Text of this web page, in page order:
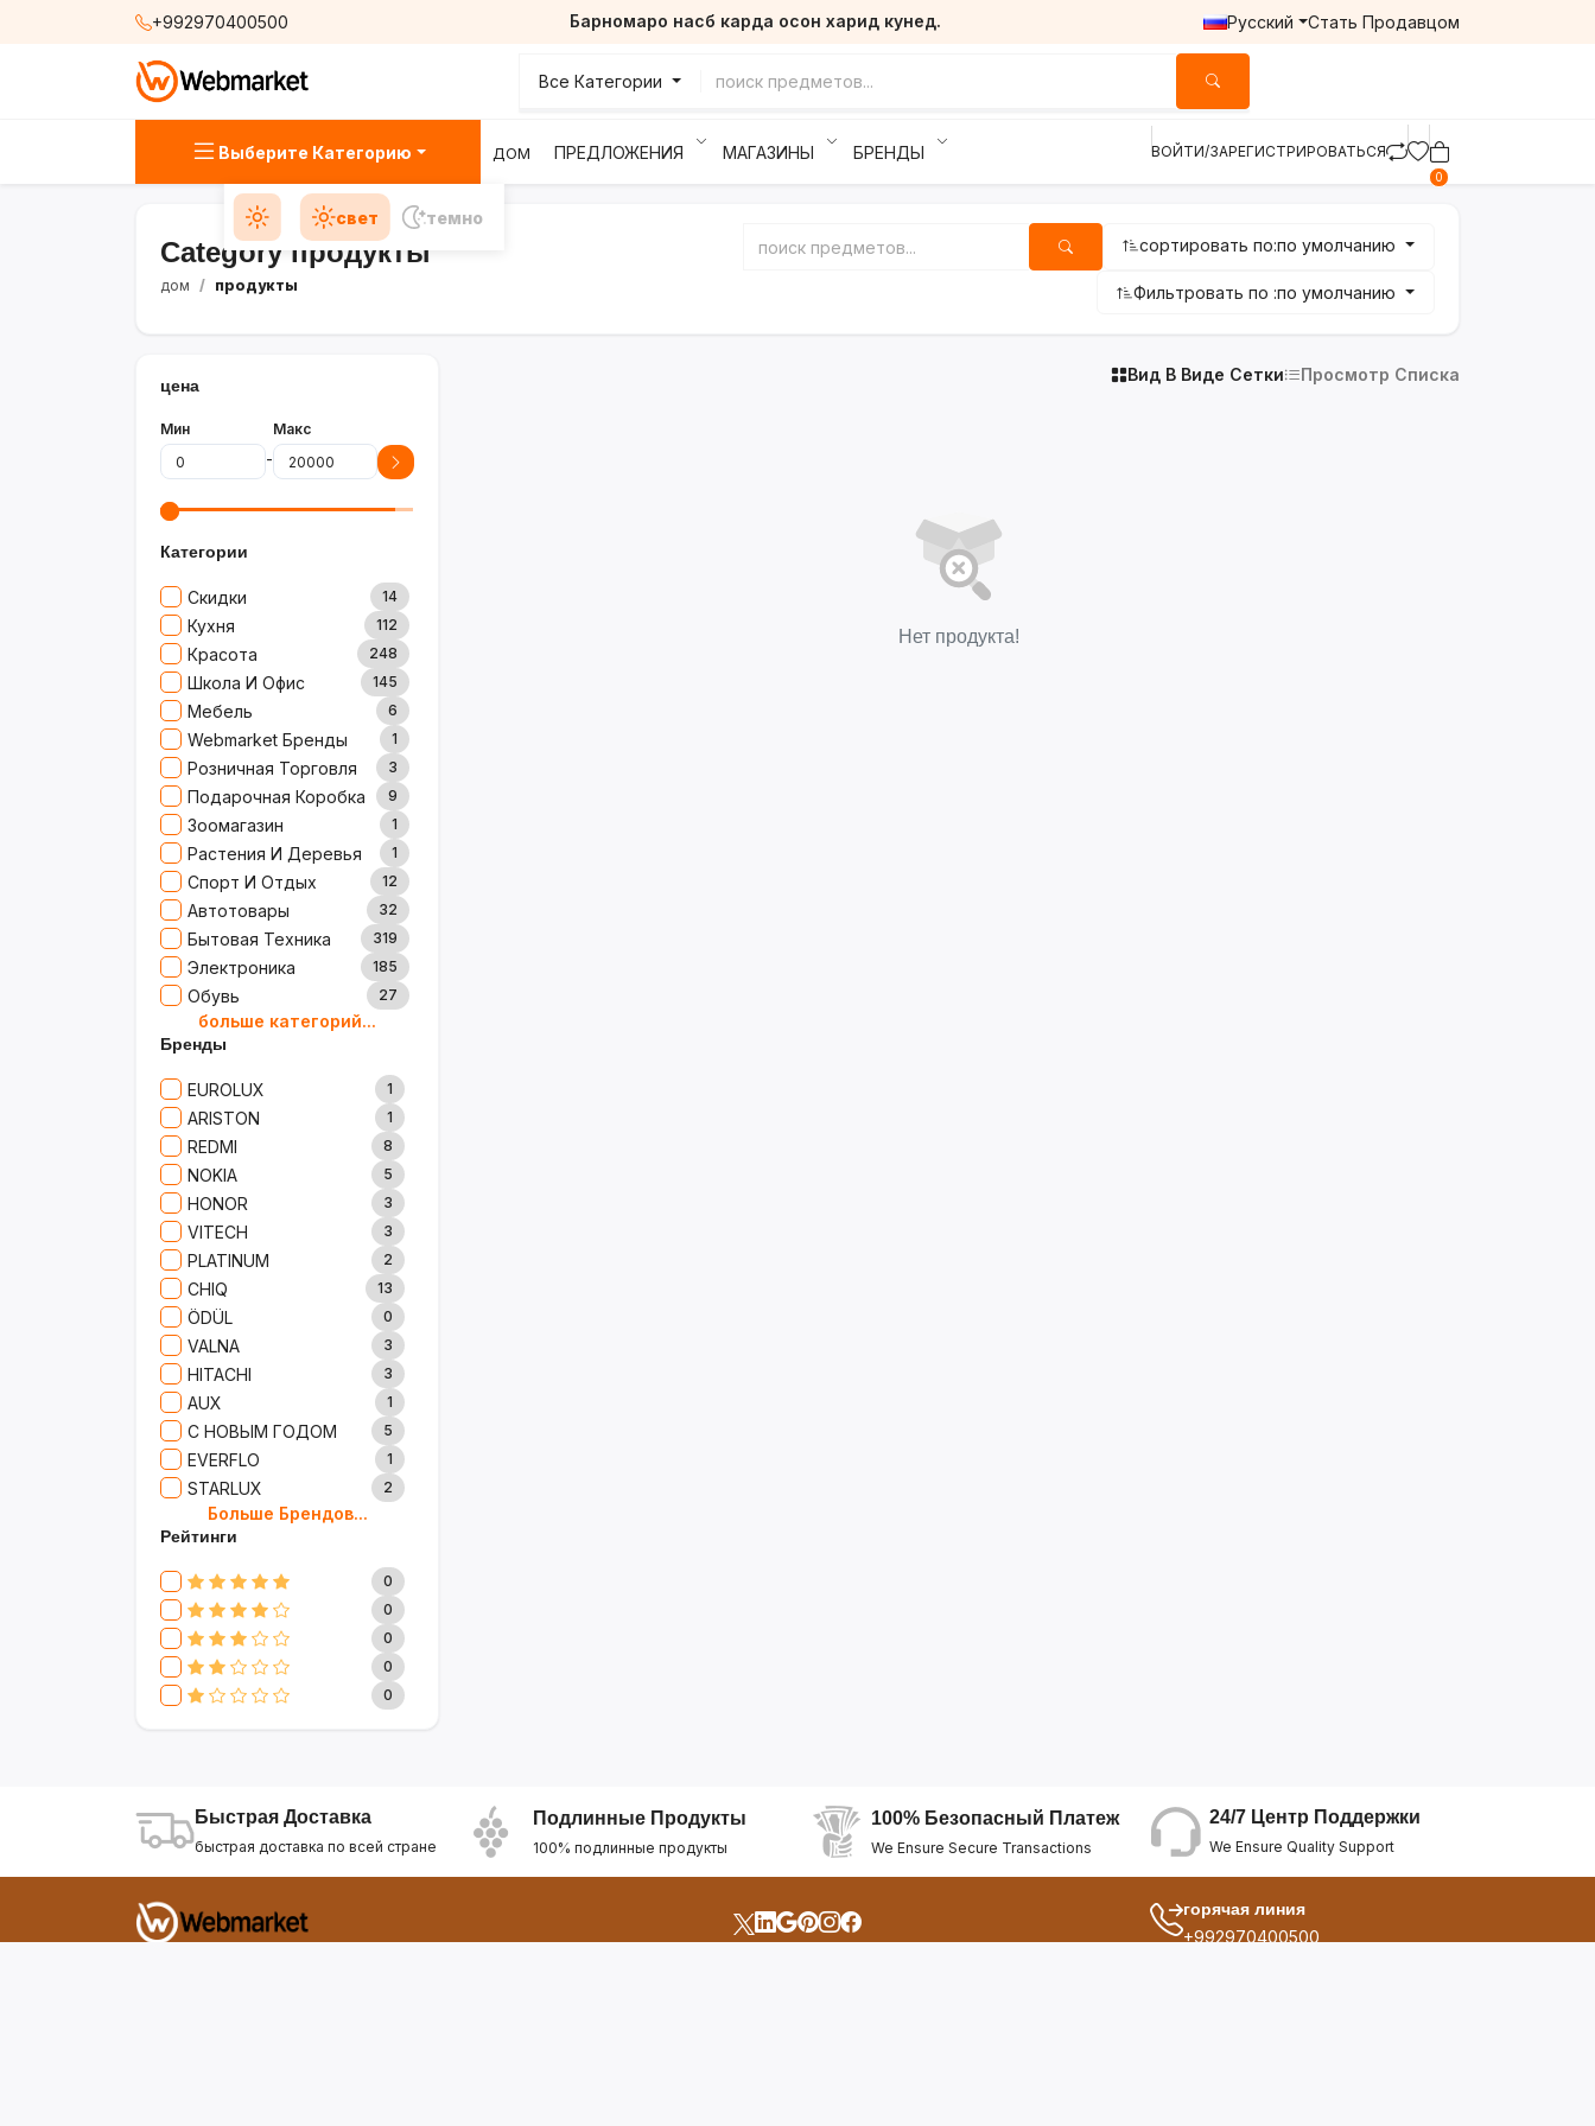
+992970400500 Барномаро насб карда осон харид кунед. Русский Стать Продавцом
Все Категории
Выберите Категорию ДОМ ПРЕДЛОЖЕНИЯ МАГАЗИНЫ БРЕНДЫ ВОЙТИ/ЗАРЕГИСТРИРОВАТЬСЯ
0
свет темно
Category продукты
дом продукты
сортировать по:по умолчанию
Фильтровать по :по умолчанию
цена
Мин
-
Макс
Категории
Скидки 14
Кухня 112
Красота 248
Школа И Офис 145
Мебель 6
Webmarket Бренды 1
Розничная Торговля 3
Подарочная Коробка 9
Зоомагазин 1
Растения И Деревья 1
Спорт И Отдых 12
Автотовары 32
Бытовая Техника 319
Электроника 185
Обувь 27
Товары Для Дома
Ювелирные Изделия
Сад И Дача 52
Аксессуары 61
Игрушки 15
Одежда 5
Сумки И Рюкзаки 27
Ремонт 13
Продукты 35
Детские Товары 72
Бытовая Химия 91
Хобби 40
больше категорий...
Бренды
EUROLUX 1
ARISTON 1
REDMI 8
NOKIA 5
HONOR 3
VITECH 3
PLATINUM 2
CHIQ 13
ÖDÜL 0
VALNA 3
HITACHI 3
AUX 1
С НОВЫМ ГОДОМ 5
EVERFLO 1
STARLUX 2
BOSCH
MARY KAY
TRICHUP 20
CLIVE & KEIRA 17
SEVAVEREK 6
DSP 0
SUPER CREST 4
2
APPLE
AOTE 7
ELEMENT
INTEX 0
Больше Брендов...
Рейтинги
0
0
0
0
0
Вид В Виде Сетки Просмотр Списка
Нет продукта!
Быстрая Доставка
быстрая доставка по всей стране
Подлинные Продукты
100% подлинные продукты
100% Безопасный Платеж
We Ensure Secure Transactions
24/7 Центр Поддержки
We Ensure Quality Support
горячая линия
+992970400500